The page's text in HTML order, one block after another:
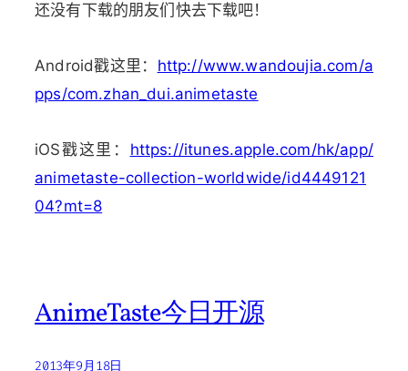
还没有下载的朋友们快去下载吧！
Android戳这里： http://www.wandoujia.com/a
pps/com.zhan_dui.animetaste
iOS戳这里： https://itunes.apple.com/hk/app/
animetaste-collection-worldwide/id4449121
04?mt=8
AnimeTaste今日开源
2013年9月18日